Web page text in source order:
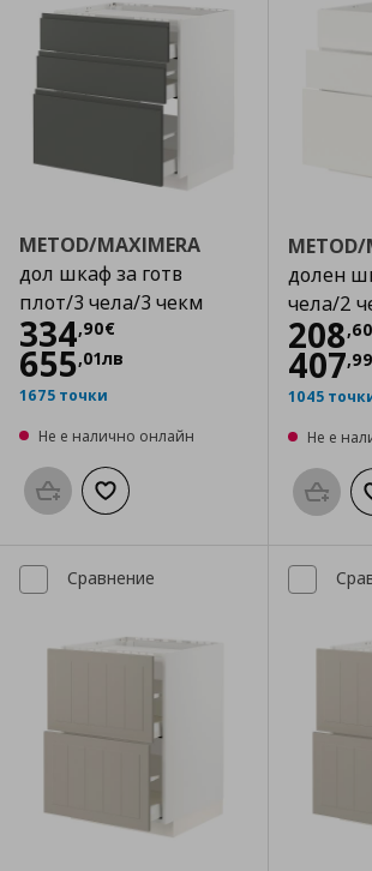
METOD/MAXIMERA
дол шкаф за готв
плот/3 чела/3 чекм
334,90€
Цена
655,01лв
1675 точки
Не е налично онлайн
Προσθήκη στο καλάθι
Добави към списъка с любими
METOD/
долен
чела/2
208,60
407,99
1045
Не е
Сравнение